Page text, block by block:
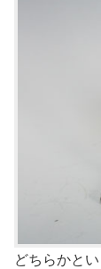
どちらかと